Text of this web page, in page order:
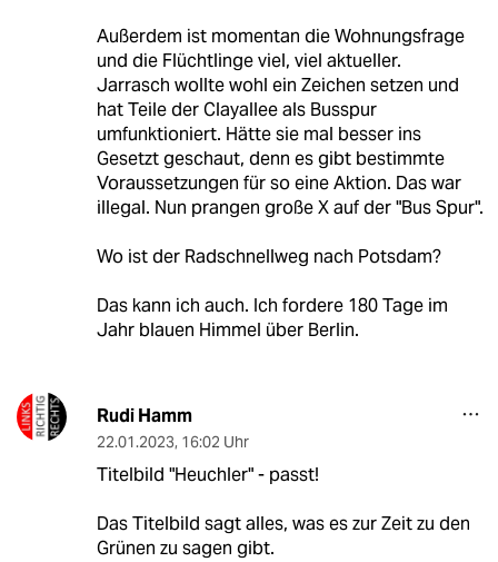
Außerdem ist momentan die Wohnungsfrage
und die Flüchtlinge viel, viel aktueller.
Jarrasch wollte wohl ein Zeichen setzen und
hat Teile der Clayallee als Busspur
umfunktioniert. Hätte sie mal besser ins
Gesetzt geschaut, denn es gibt bestimmte
Voraussetzungen für so eine Aktion. Das war
illegal. Nun prangen große X auf der "Bus Spur".
Wo ist der Radschnellweg nach Potsdam?
Das kann ich auch. Ich fordere 180 Tage im
Jahr blauen Himmel über Berlin.
Rudi Hamm
22.01.2023, 16:02 Uhr
Titelbild "Heuchler" - passt!
Das Titelbild sagt alles, was es zur Zeit zu den
Grünen zu sagen gibt.